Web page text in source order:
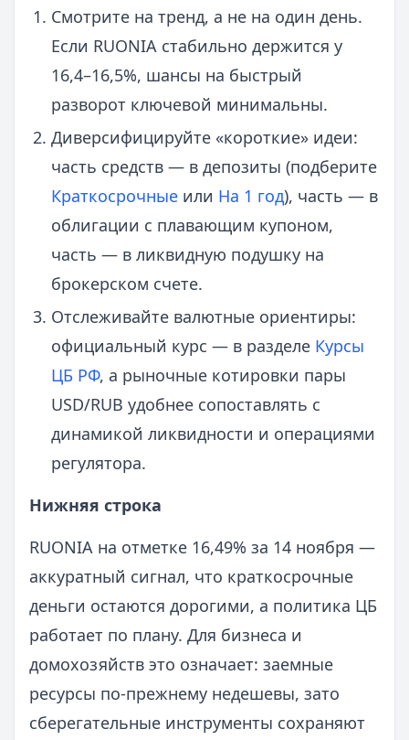
Смотрите на тренд, а не на один день.
Если RUONIA стабильно держится у
16,4–16,5%, шансы на быстрый
разворот ключевой минимальны.
Диверсифицируйте «короткие» идеи:
часть средств — в депозиты (подберите
Краткосрочные или На 1 год), часть — в
облигации с плавающим купоном,
часть — в ликвидную подушку на
брокерском счете.
Отслеживайте валютные ориентиры:
официальный курс — в разделе Курсы
ЦБ РФ, а рыночные котировки пары
USD/RUB удобнее сопоставлять с
динамикой ликвидности и операциями
регулятора.
Нижняя строка
RUONIA на отметке 16,49% за 14 ноября —
аккуратный сигнал, что краткосрочные
деньги остаются дорогими, а политика ЦБ
работает по плану. Для бизнеса и
домохозяйств это означает: заемные
ресурсы по-прежнему недешевы, зато
сберегательные инструменты сохраняют